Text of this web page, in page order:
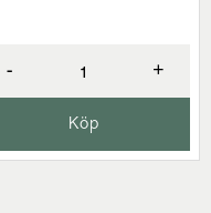
- +
Köp